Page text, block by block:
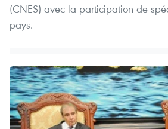
(CNES) avec la participation de
pays.